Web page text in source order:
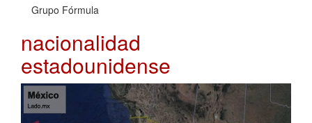
Grupo Fórmula
nacionalidad
estadounidense